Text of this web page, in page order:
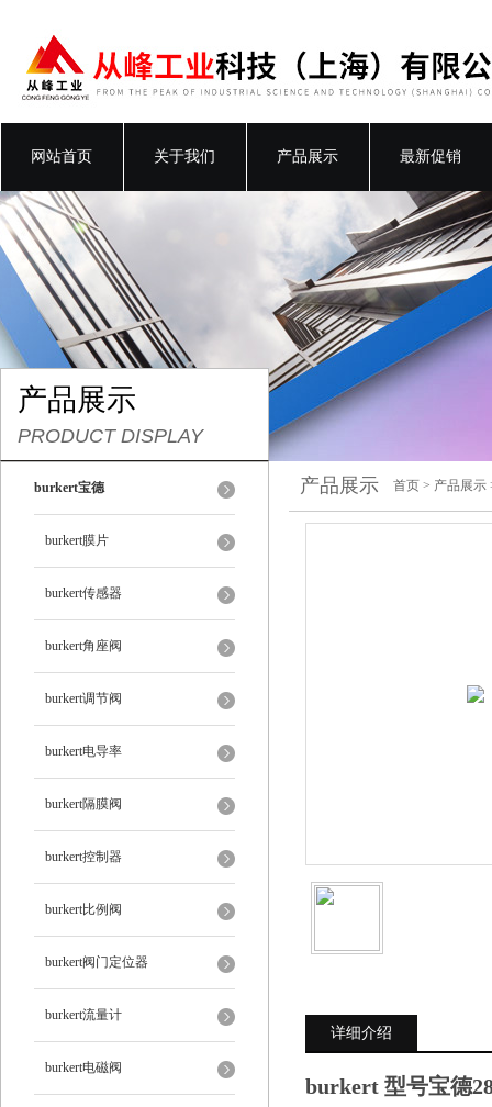
网站首页 关于我们 产品展示 最新促销
产品展示
PRODUCT DISPLAY
burkert宝德
burkert膜片
burkert传感器
burkert角座阀
burkert调节阀
burkert电导率
burkert隔膜阀
burkert控制器
burkert比例阀
burkert阀门定位器
burkert流量计
burkert电磁阀
产品展示 首页 > 产品展示
详细介绍
burkert 型号宝德